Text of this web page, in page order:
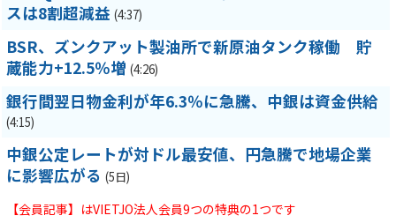
スは8割超減益 (4:37)
BSR、ズンクアット製油所で新原油タンク稼働 貯
蔵能力+12.5％増 (4:26)
銀行間翌日物金利が年6.3％に急騰、中銀は資金供給
(4:15)
中銀公定レートが対ドル最安値、円急騰で地場企業
に影響広がる (5日)
【会員記事】はVIETJO法人会員9つの特典の1つです